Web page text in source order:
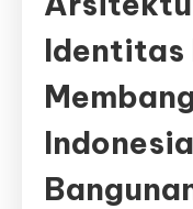
Identitas